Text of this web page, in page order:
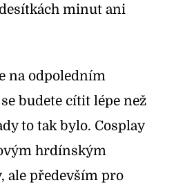
minut ani
na odpoledním
budete cítit lépe než
to tak bylo. Cosplay
hrdínským
ale především pro